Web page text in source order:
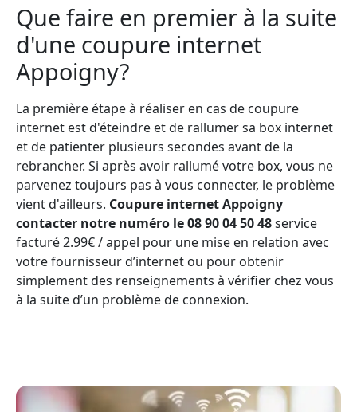
Que faire en premier à la suite
d'une coupure internet
Appoigny?
La première étape à réaliser en cas de coupure
internet est d'éteindre et de rallumer sa box internet
et de patienter plusieurs secondes avant de la
rebrancher. Si après avoir rallumé votre box, vous ne
parvenez toujours pas à vous connecter, le problème
vient d'ailleurs. Coupure internet Appoigny
contacter notre numéro le 08 90 04 50 48service
facturé 2.99€ / appel pour une mise en relation avec
votre fournisseur d’internet ou pour obtenir
simplement des renseignements à vérifier chez vous
à la suite d’un problème de connexion.